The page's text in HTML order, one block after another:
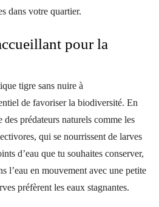
dans votre quartier.
pour la
tigre sans nuire à
de favoriser la biodiversité. En
prédateurs naturels comme les
qui se nourrissent de larves
d’eau que tu souhaites conserver,
l’eau en mouvement avec une petite
préfèrent les eaux stagnantes.